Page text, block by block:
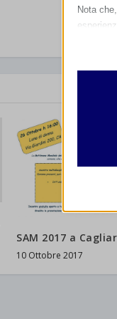
SAM 2017 a
10 Ottobre 2017
Nota
wp-
I
Altri